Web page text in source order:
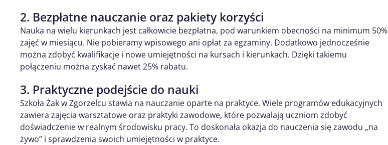
2. Bezpłatne nauczanie oraz pakiety korzyści
Nauka na wielu kierunkach jest całkowicie bezpłatna, pod warunkiem obecności na minimum 50%
zajęć w miesiącu. Nie pobieramy wpisowego ani opłat za egzaminy. Dodatkowo jednocześnie
można zdobyć kwalifikacje i nowe umiejętności na kursach i kierunkach. Dzięki takiemu
połączeniu można zyskać nawet 25% rabatu.
3. Praktyczne podejście do nauki
Szkoła Żak w Zgorzelcu stawia na nauczanie oparte na praktyce. Wiele programów edukacyjnych
zawiera zajęcia warsztatowe oraz praktyki zawodowe, które pozwalają uczniom zdobyć
doświadczenie w realnym środowisku pracy. To doskonała okazja do nauczenia się zawodu „na
żywo” i sprawdzenia swoich umiejętności w praktyce.